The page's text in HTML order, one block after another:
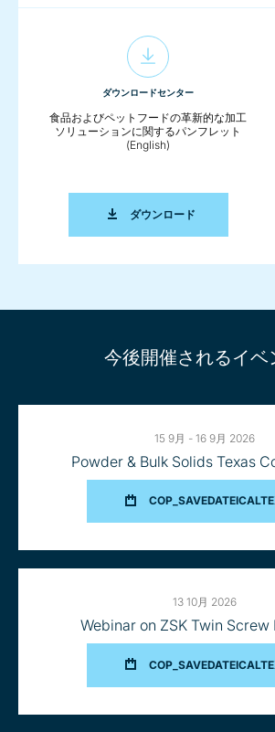
ダウンロードセンター
食品およびペットフードの革新的な加工
ソリューションに関するパンフレット
(English)
ダウンロード食品およびペ
今後開催されるイベ
15 9月 - 16 9月 2026
Powder & Bulk Solids Texas
13 10月 2026
Webinar on ZSK Twin Screw